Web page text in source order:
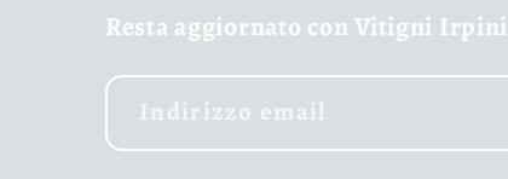
Resta aggiornato con Vitigni Irpini
Indirizzo email